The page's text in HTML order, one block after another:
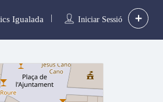
Iniciar Sessió
Igualada